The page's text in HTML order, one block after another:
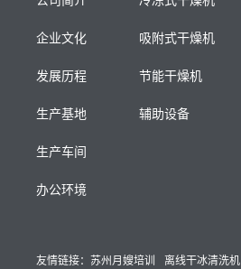
企业文化
发展历程
生产基地
生产车间
办公环境
吸附式干燥机
节能干燥机
辅助设备
友情链接： 苏州月嫂培训 离线干冰清洗机